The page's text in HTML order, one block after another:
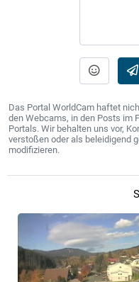
Das Portal WorldCam haftet
den Webcams, in den Posts im
Portals. Wir behalten uns vor,
verstoßen oder als beleidigend
modifizieren.